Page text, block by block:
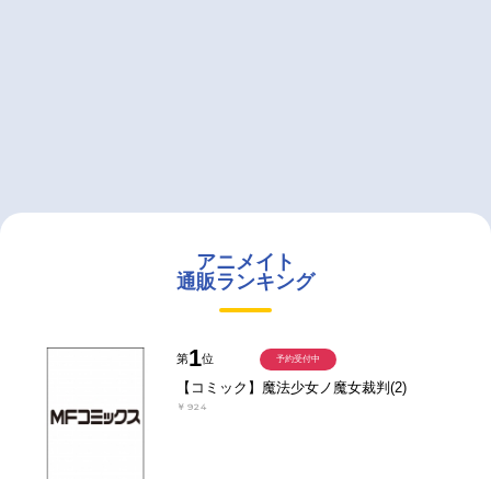
アニメイト
通販ランキング
第1位
【コミック】魔法少女ノ魔女裁判(2)
￥924
予約受付中